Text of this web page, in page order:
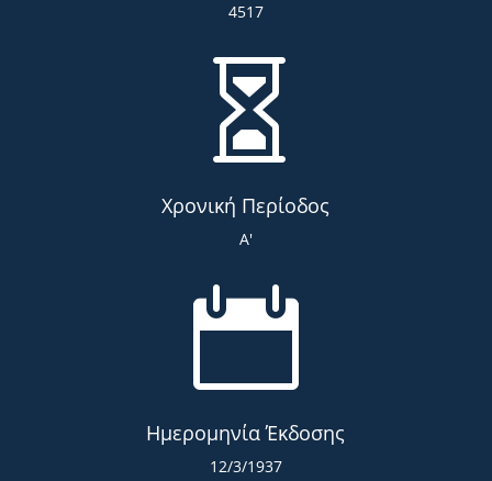
4517

Χρονική Περίοδος
Α'

Ημερομηνία Έκδοσης
12/3/1937